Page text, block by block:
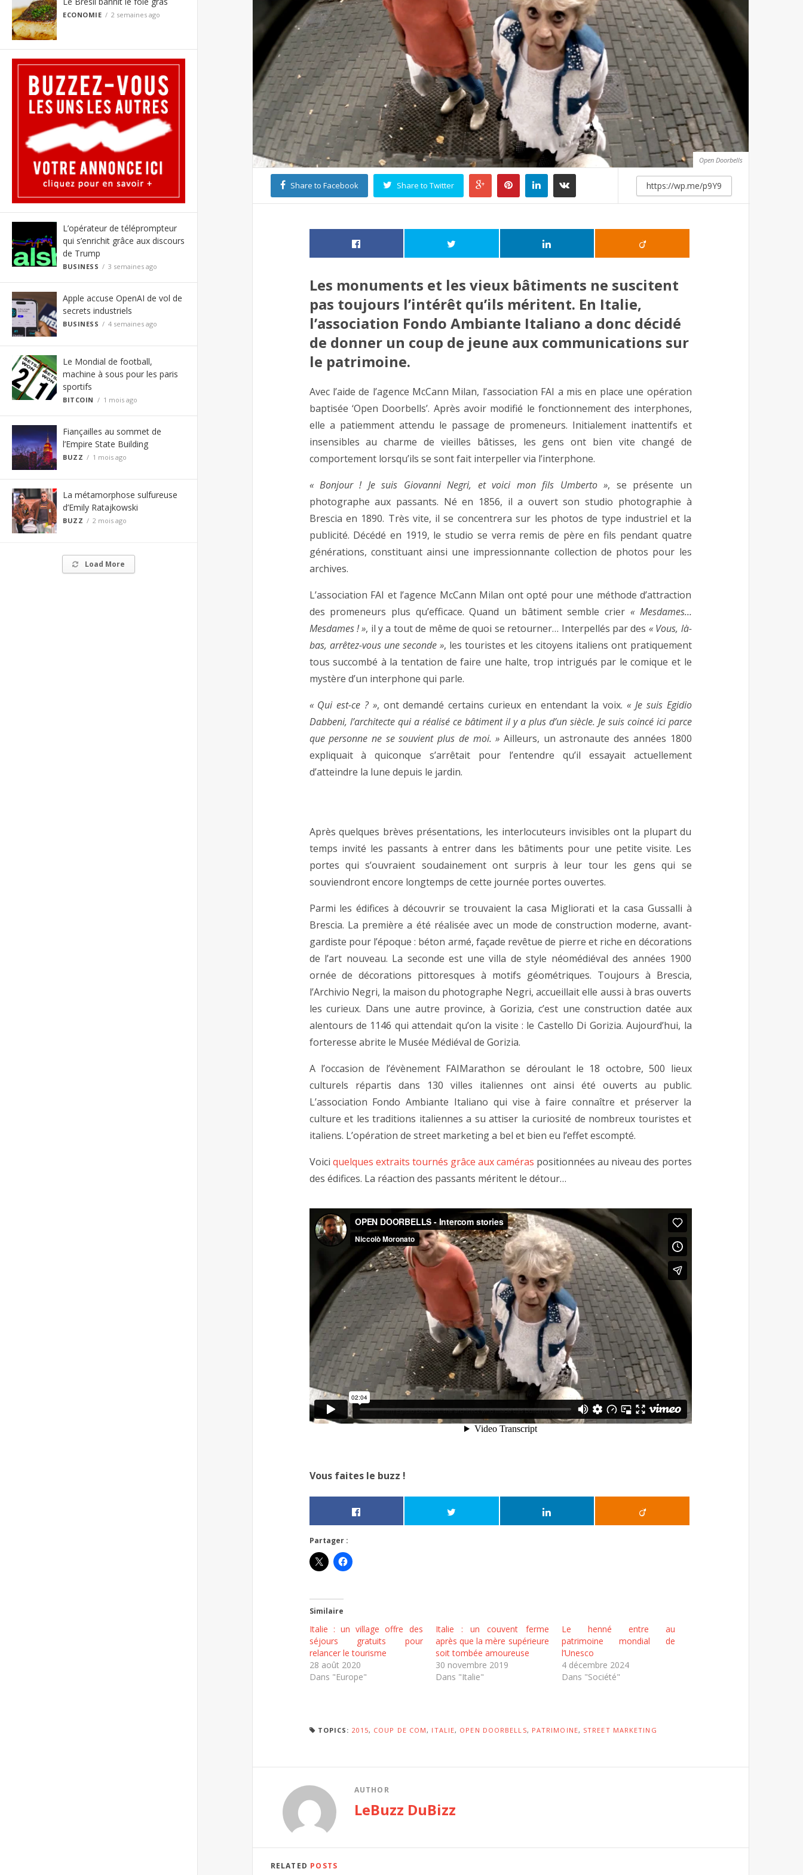
ECONOMIE 2 semaines ago
L’opérateur de téléprompteur
qui s’enrichit grâce aux discours
de Trump
BUSINESS 3 semaines ago
Apple accuse OpenAI de vol de
secrets industriels
BUSINESS 4 semaines ago
Le Mondial de football,
machine à sous pour les paris
sportifs
BITCOIN 1 mois ago
Fiançailles au sommet de
l’Empire State Building
BUZZ 1 mois ago
La métamorphose sulfureuse
d’Emily Ratajkowski
BUZZ 2 mois ago
Load More
Open Doorbells
Share to Facebook Share to Twitter
Les monuments et les vieux bâtiments ne suscitent
pas toujours l’intérêt qu’ils méritent. En Italie,
l’association Fondo Ambiante Italiano a donc décidé
de donner un coup de jeune aux communications sur
le patrimoine.
Avec l’aide de l’agence McCann Milan, l’association FAI a mis en place une opération
baptisée ‘Open Doorbells’. Après avoir modifié le fonctionnement des interphones,
elle a patiemment attendu le passage de promeneurs. Initialement inattentifs et
insensibles au charme de vieilles bâtisses, les gens ont bien vite changé de
comportement lorsqu’ils se sont fait interpeller via l’interphone.
« Bonjour ! Je suis Giovanni Negri, et voici mon fils Umberto », se présente un
photographe aux passants. Né en 1856, il a ouvert son studio photographie à
Brescia en 1890. Très vite, il se concentrera sur les photos de type industriel et la
publicité. Décédé en 1919, le studio se verra remis de père en fils pendant quatre
générations, constituant ainsi une impressionnante collection de photos pour les
archives.
L’association FAI et l’agence McCann Milan ont opté pour une méthode d’attraction
des promeneurs plus qu’efficace. Quand un bâtiment semble crier « Mesdames…
Mesdames ! », il y a tout de même de quoi se retourner… Interpellés par des « Vous, là-
bas, arrêtez-vous une seconde », les touristes et les citoyens italiens ont pratiquement
tous succombé à la tentation de faire une halte, trop intrigués par le comique et le
mystère d’un interphone qui parle.
« Qui est-ce ? », ont demandé certains curieux en entendant la voix.« Je suis Egidio
Dabbeni, l’architecte qui a réalisé ce bâtiment il y a plus d’un siècle. Je suis coincé ici parce
que personne ne se souvient plus de moi. » Ailleurs, un astronaute des années 1800
expliquait à quiconque s’arrêtait pour l’entendre qu’il essayait actuellement
d’atteindre la lune depuis le jardin.
Après quelques brèves présentations, les interlocuteurs invisibles ont la plupart du
temps invité les passants à entrer dans les bâtiments pour une petite visite. Les
portes qui s’ouvraient soudainement ont surpris à leur tour les gens qui se
souviendront encore longtemps de cette journée portes ouvertes.
Parmi les édifices à découvrir se trouvaient la casa Migliorati et la casa Gussalli à
Brescia. La première a été réalisée avec un mode de construction moderne, avant-
gardiste pour l’époque : béton armé, façade revêtue de pierre et riche en décorations
de l’art nouveau. La seconde est une villa de style néomédiéval des années 1900
ornée de décorations pittoresques à motifs géométriques. Toujours à Brescia,
l’Archivio Negri, la maison du photographe Negri, accueillait elle aussi à bras ouverts
les curieux. Dans une autre province, à Gorizia, c’est une construction datée aux
alentours de 1146 qui attendait qu’on la visite : le Castello Di Gorizia. Aujourd’hui, la
forteresse abrite le Musée Médiéval de Gorizia.
A l’occasion de l’évènement FAIMarathon se déroulant le 18 octobre, 500 lieux
culturels répartis dans 130 villes italiennes ont ainsi été ouverts au public.
L’association Fondo Ambiante Italiano qui vise à faire connaître et préserver la
culture et les traditions italiennes a su attiser la curiosité de nombreux touristes et
italiens. L’opération de street marketing a bel et bien eu l’effet escompté.
Voici quelques extraits tournés grâce aux caméras positionnées au niveau des portes
des édifices. La réaction des passants méritent le détour…
Vous faites le buzz !
Partager :
Similaire
Italie : un village offre des
séjours gratuits pour
relancer le tourisme
28 août 2020
Dans "Europe"
Italie : un couvent ferme
après que la mère supérieure
soit tombée amoureuse
30 novembre 2019
Dans "Italie"
Le henné entre au
patrimoine mondial de
l’Unesco
4 décembre 2024
Dans "Société"
TOPICS: 2015, COUP DE COM, ITALIE, OPEN DOORBELLS, PATRIMOINE, STREET MARKETING
AUTHOR
LeBuzz DuBizz
RELATED POSTS